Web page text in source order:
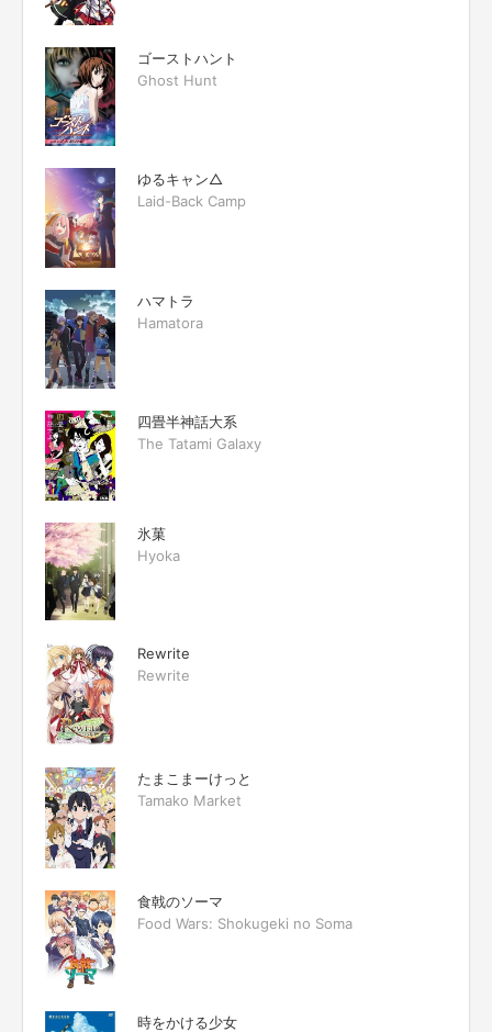
ゴーストハント
Ghost Hunt
ゆるキャン△
Laid-Back Camp
ハマトラ
Hamatora
四畳半神話大系
The Tatami Galaxy
氷菓
Hyoka
Rewrite
Rewrite
たまこまーけっと
Tamako Market
食戟のソーマ
Food Wars: Shokugeki no Soma
時をかける少女